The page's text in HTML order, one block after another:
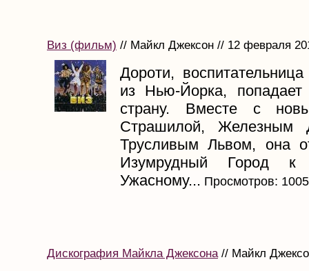
Виз (фильм) // Майкл Джексон // 12 февраля
Дороти,
из Нью-Йорка,
страну. Вместе с
Страшилой, Железным
Трусливым Львом, она
Изумрудный Город
Ужасному... Просмотров:
Дискография Майкла Джексона// Майкл